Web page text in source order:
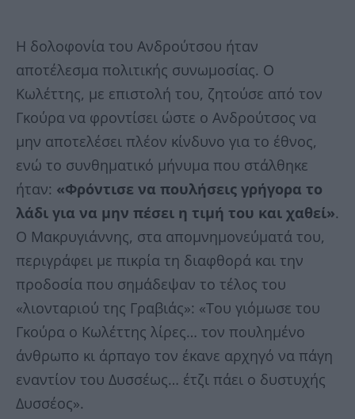
Η δολοφονία του Ανδρούτσου ήταν
αποτέλεσμα πολιτικής συνωμοσίας. Ο
Κωλέττης, με επιστολή του, ζητούσε από τον
Γκούρα να φροντίσει ώστε ο Ανδρούτσος να
μην αποτελέσει πλέον κίνδυνο για το έθνος,
ενώ το συνθηματικό μήνυμα που στάλθηκε
ήταν: «Φρόντισε να πουλήσεις γρήγορα το
λάδι για να μην πέσει η τιμή του και χαθεί».
Ο Μακρυγιάννης, στα απομνημονεύματά του,
περιγράφει με πικρία τη διαφθορά και την
προδοσία που σημάδεψαν το τέλος του
«λιονταριού της Γραβιάς»: «Του γιόμωσε του
Γκούρα ο Κωλέττης λίρες… τον πουλημένο
άνθρωπο κι άρπαγο τον έκανε αρχηγό να πάγη
εναντίον του Δυσσέως… έτζι πάει ο δυστυχής
Δυσσέος».